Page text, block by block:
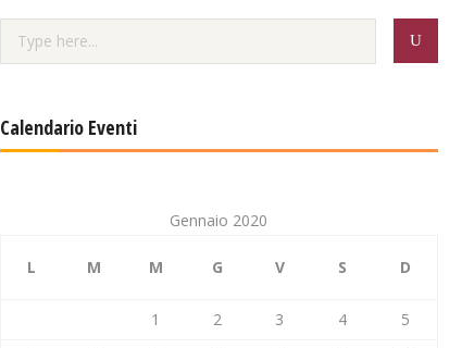
Calendario Eventi
Gennaio 2020
L M M G V S D
1 2 3 4
5